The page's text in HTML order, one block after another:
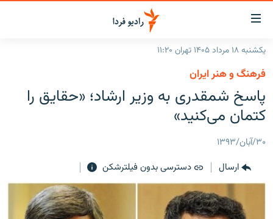
لینک‌های
قابلیت
دسترسی
بازگشت
بازگشت
منوی
اصلی
رفتن
صفحه
جستجو
صفحه اصلی
ایران
جهان
برنامه‌های رادیویی
فرکانس‌ها
پادکست
چندرسانه‌ای
گزارش‌های تصویری
زنان فردا
یکشنبه ۱۸ مرداد ۱۴۰۵ تهران ۱۱:۲۰
فرهنگ و هنر ایران
پاسخ شمقدری به وزیر ارشاد؛‌ «حقایق را
کتمان می‌کنید»
۳۰/آبان/۱۳۹۳
ارسال
دسترسی بدون فیلترشکن